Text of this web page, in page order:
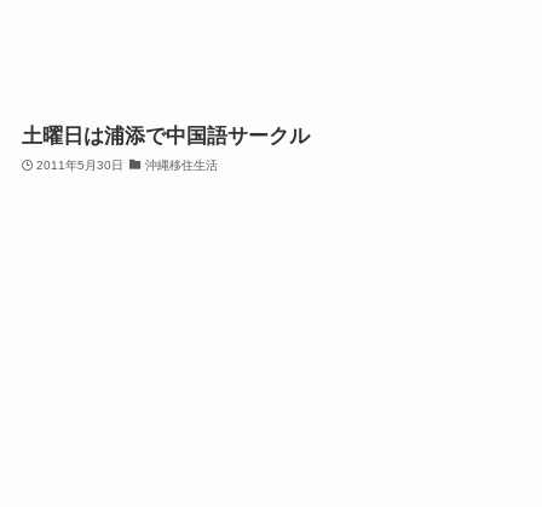
土曜日は浦添で中国語サークル
2011年5月30日 沖縄移住生活